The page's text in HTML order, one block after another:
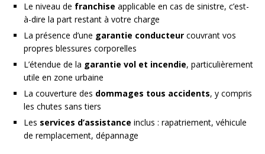
Le niveau de franchise applicable en cas de sinistre, c’est-
à-dire la part restant à votre charge
La présence d’une garantie conducteur couvrant vos
propres blessures corporelles
L’étendue de la garantie vol et incendie, particulièrement
utile en zone urbaine
La couverture des dommages tous accidents, y compris
les chutes sans tiers
Les services d’assistance inclus : rapatriement, véhicule
de remplacement, dépannage